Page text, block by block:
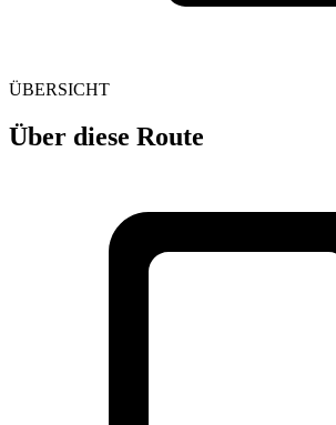
ÜBERSICHT
Über diese Route